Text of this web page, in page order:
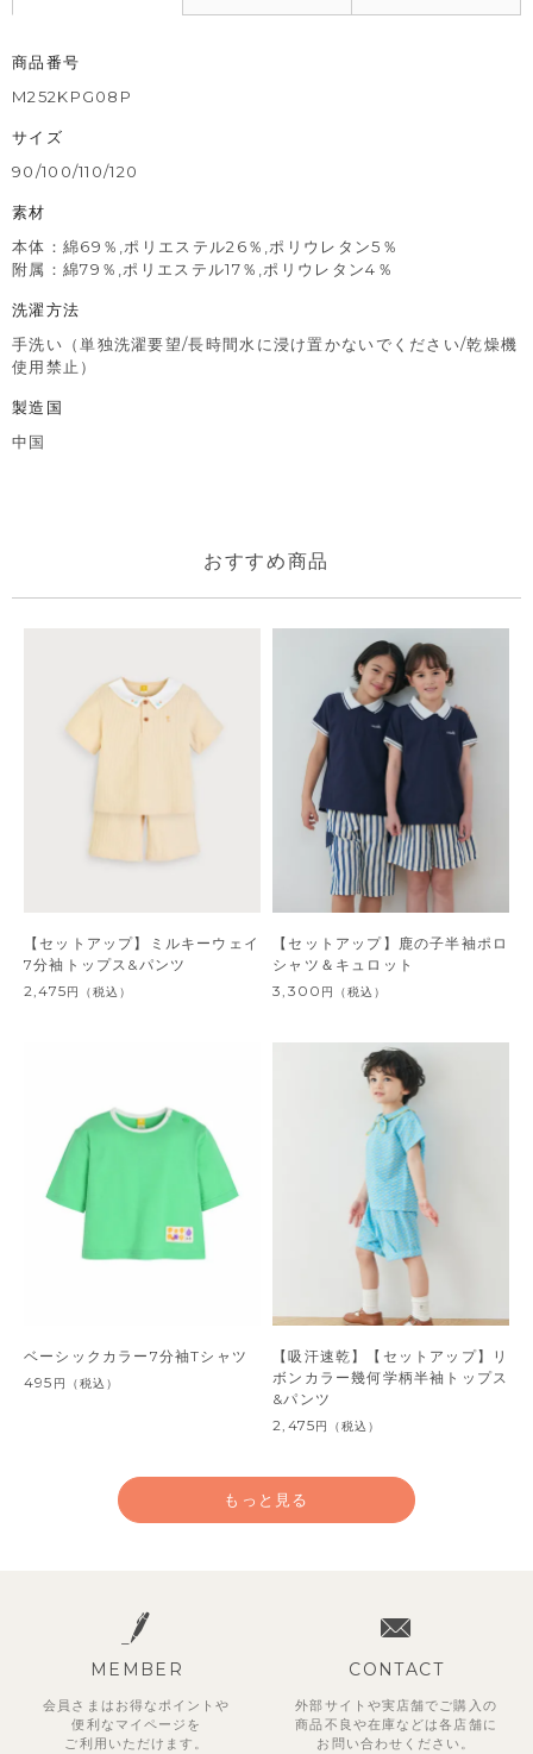
商品番号
M252KPG08P
サイズ
90/100/110/120
素材
本体：綿69％,ポリエステル26％,ポリウレタン5％
附属：綿79％,ポリエステル17％,ポリウレタン4％
洗濯方法
手洗い（単独洗濯要望/長時間水に浸け置かないでください/乾燥機
使用禁止）
製造国
中国
おすすめ商品
【セットアップ】ミルキーウェイ
7分袖トップス&パンツ
2,475円 （税込）
【セットアップ】鹿の子半袖ポロ
シャツ＆キュロット
3,300 円 （税込）
ベーシックカラー7分袖Tシャツ
495 円 （税込）
【吸汗速乾】【セットアップ】リ
ボンカラー幾何学柄半袖トップス
&パンツ
2,475円 （税込）
もっと見る
MEMBER
会員さまはお得なポイントや
便利な マイページを
ご利用いただけます。
CONTACT
外部サイトや実店舗でご購入の
商品不良や在庫などは各店舗に
お問い合わせください。